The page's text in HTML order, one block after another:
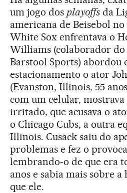
um jogo dos playoffsda
americana de Beisebol
White Sox enfrentava o
Williams (colaborador do
Barstool Sports) abordou
estacionamento o ator
(Evanston, Illinois, 55
com um celular,
irritado, que acusava o
o Chicago Cubs, a outra
Illinois. Cusack saiu do
problemas e fez o
lembrando-o de que era
anos e sabia mais sobre
que ele.